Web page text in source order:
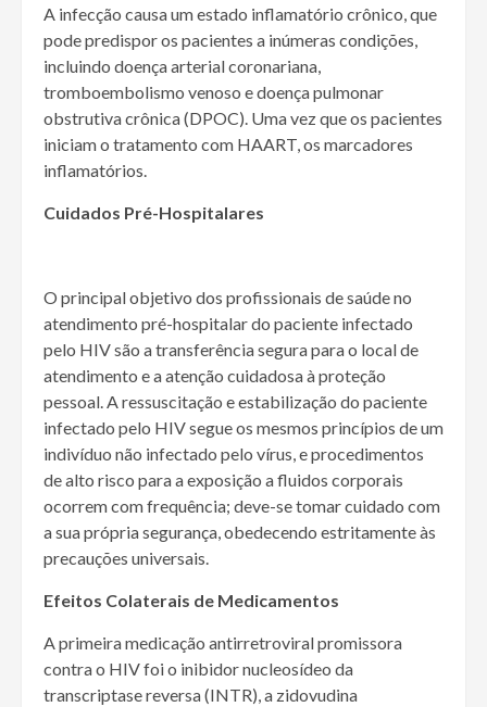
A infecção causa um estado inflamatório crônico, que
pode predispor os pacientes a inúmeras condições,
incluindo doença arterial coronariana,
tromboembolismo venoso e doença pulmonar
obstrutiva crônica (DPOC). Uma vez que os pacientes
iniciam o tratamento com HAART, os marcadores
inflamatórios.
Cuidados Pré-Hospitalares
O principal objetivo dos profissionais de saúde no
atendimento pré-hospitalar do paciente infectado
pelo HIV são a transferência segura para o local de
atendimento e a atenção cuidadosa à proteção
pessoal. A ressuscitação e estabilização do paciente
infectado pelo HIV segue os mesmos princípios de um
indivíduo não infectado pelo vírus, e procedimentos
de alto risco para a exposição a fluidos corporais
ocorrem com frequência; deve-se tomar cuidado com
a sua própria segurança, obedecendo estritamente às
precauções universais.
Efeitos Colaterais de Medicamentos
A primeira medicação antirretroviral promissora
contra o HIV foi o inibidor nucleosídeo da
transcriptase reversa (INTR), a zidovudina